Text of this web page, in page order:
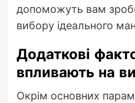
допоможуть вам
вибору ідеального
Додаткові
впливають на
Окрім основних